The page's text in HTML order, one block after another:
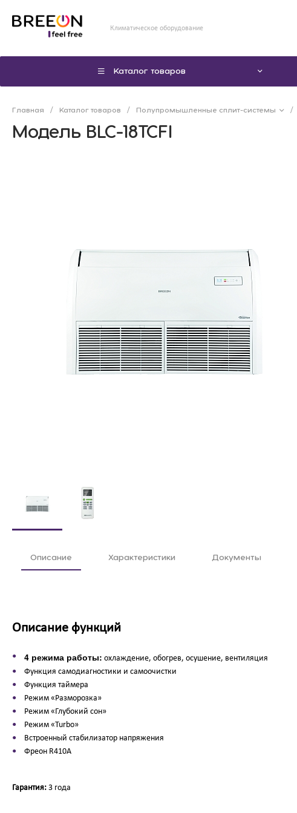
Климатическое оборудование
Каталог товаров
Главная / Каталог товаров / Полупромышленные сплит-системы /
Модель BLC-18TCFI
Описание Характеристики Документы
Описание функций
4 режима работы: охлаждение, обогрев, осушение, вентиляция
Функция самодиагностики и самоочистки
Функция таймера
Режим «Разморозка»
Режим «Глубокий сон»
Режим «Turbo»
Встроенный стабилизатор напряжения
Фреон R410A
Гарантия: 3 года